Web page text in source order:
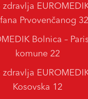
zdravlja
Prvovenčanog 32
Bolnica –
komune 22
zdravlja
Kosovska 12